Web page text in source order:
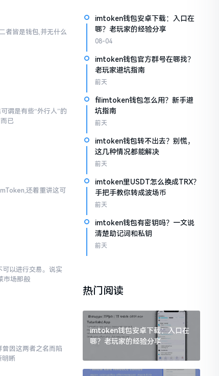
者皆是钱包,并无什么
谓是有些“外行人”的
已
还着重讲这可
以进行交易。说实
市场那般
因这两者之名而陷
明晰
imtoken钱包安卓下载：入口在
哪？老玩家的经验分享
08-04
imtoken钱包官方群号在哪找？
老玩家避坑指南
前天
filimtoken钱包怎么用？新手避
坑指南
前天
imtoken钱包转不出去？别慌，
这几种情况都能解决
前天
imtoken里USDT怎么换成TRX？
手把手教你转成波场币
前天
imtoken钱包有密钥吗？一文说
清楚助记词和私钥
前天
热门阅读
imtoken钱包安卓下载：入口在
哪？老玩家的经验分享